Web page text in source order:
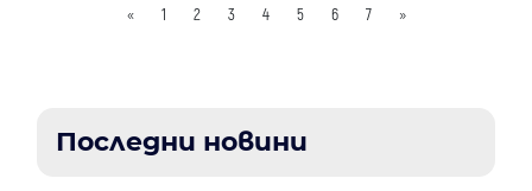
« 1 2 3 4 5 6 7 »
Последни новини